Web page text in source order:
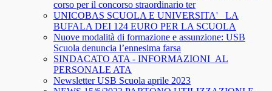
corso per il concorso straordinario ter
UNICOBAS SCUOLA E UNIVERSITA'_ LA
BUFALA DEI 124 EURO PER LA SCUOLA
Nuove modalità di formazione e assunzione: USB
Scuola denuncia l’ennesima farsa
SINDACATO ATA - INFORMAZIONI_AL
PERSONALE ATA
Newsletter USB Scuola aprile 2023